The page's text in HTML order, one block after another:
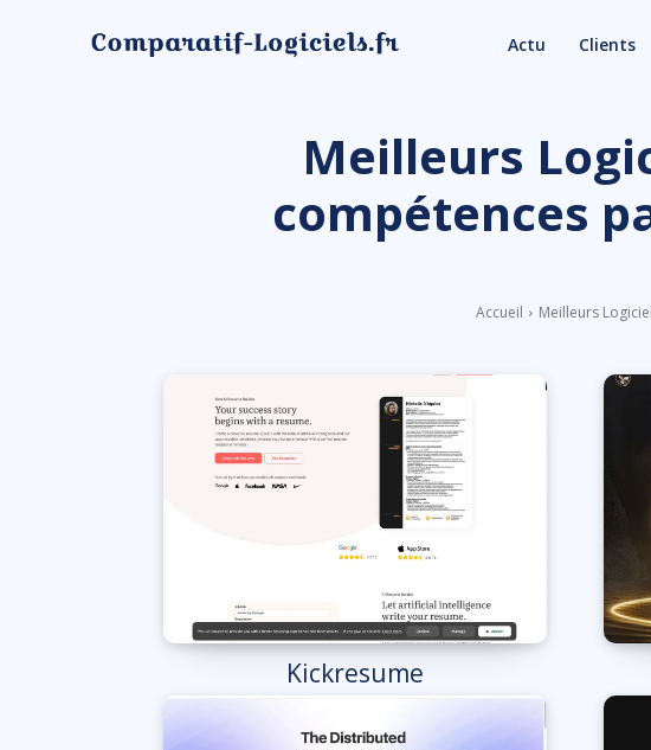
Actu Clients
Meilleurs
compétences
Accueil Meilleurs
Kickresume